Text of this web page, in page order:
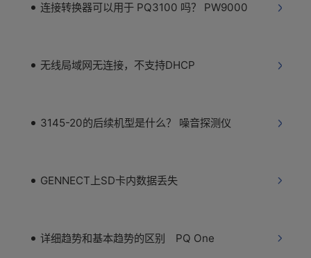
连接转换器可以用于 PQ3100 吗？ PW9000
无线局域网无连接，不支持DHCP
3145-20的后续机型是什么？ 噪音探测仪
GENNECT上SD卡内数据丢失
详细趋势和基本趋势的区别 PQ One